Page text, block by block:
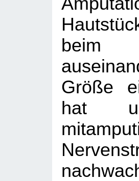
beim
Größe
hat